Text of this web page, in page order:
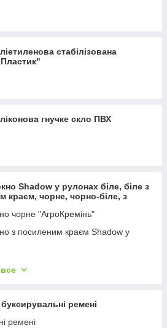
стабілізована
гнучке скло ПВХ
Shadow у рулонах біле, біле з
краєм, чорне, чорно-біле, з
чорне "АгроКремінь"
з посиленим краєм Shadow у
чорно-біле Shadow
ремені
ремені